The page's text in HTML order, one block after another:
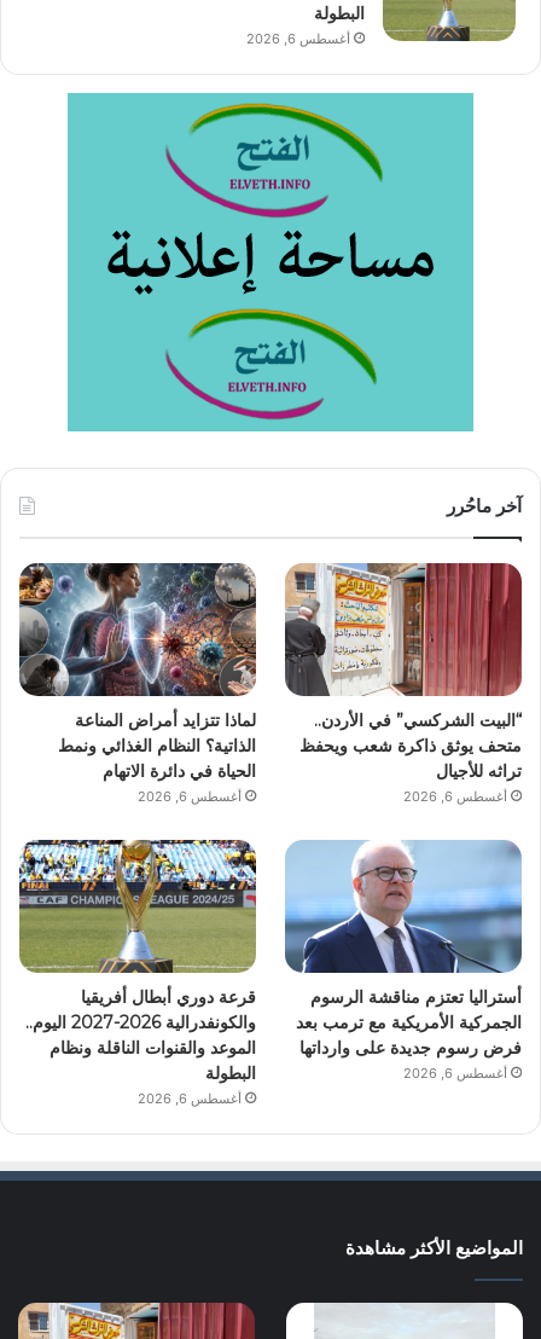
البطولة
أغسطس 6, 2026
آخر ماحُرر
“البيت الشركسي” في الأردن..
متحف يوثق ذاكرة شعب ويحفظ
تراثه للأجيال
أغسطس 6, 2026
لماذا تتزايد أمراض المناعة
الذاتية؟ النظام الغذائي ونمط
الحياة في دائرة الاتهام
أغسطس 6, 2026
أستراليا تعتزم مناقشة الرسوم
الجمركية الأمريكية مع ترمب بعد
فرض رسوم جديدة على وارداتها
أغسطس 6, 2026
قرعة دوري أبطال أفريقيا
والكونفدرالية 2026-2027 اليوم..
الموعد والقنوات الناقلة ونظام
البطولة
أغسطس 6, 2026
المواضيع الأكثر مشاهدة